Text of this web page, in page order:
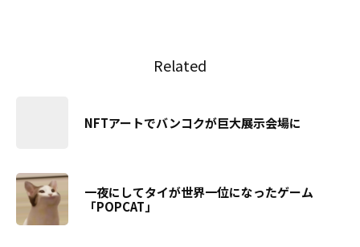
Related
NFTアートでバンコクが巨大展示会場に
一夜にしてタイが世界一位になったゲーム
「POPCAT」